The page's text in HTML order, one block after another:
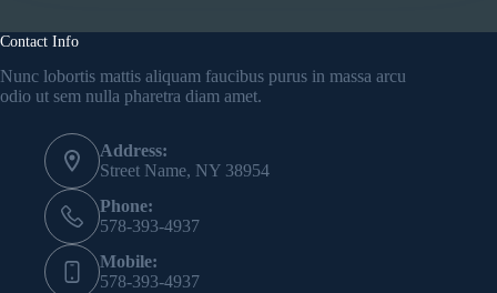
Contact Info
Nunc lobortis mattis aliquam faucibus purus in massa arcu
odio ut sem nulla pharetra diam amet.
Address:
Street Name, NY 38954
Phone:
578-393-4937
Mobile:
578-393-4937